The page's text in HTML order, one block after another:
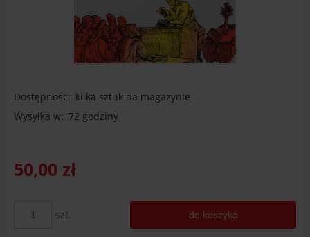
Dostępność: kilka sztuk na magazynie
Wysyłka w: 72 godziny
50,00 zł
szt. do koszyka